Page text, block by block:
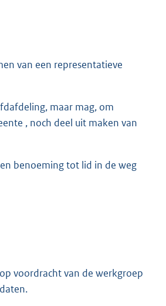
van een representatieve
maar mag, om
, noch deel uit maken van
benoeming tot lid in de weg
voordracht van de werkgroep